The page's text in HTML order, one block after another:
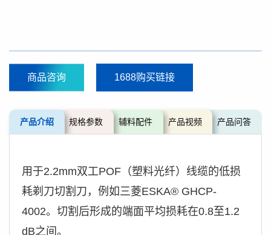
商品咨询 1688购买链接
产品介绍 规格参数 辅料配件 产品视频 产品问答
用于2.2mm双工POF（塑料光纤）线缆的低损
耗剃刀切割刀，例如三菱ESKA® GHCP-
4002。切割后形成的端面平均损耗在0.8至1.2
dB之间。